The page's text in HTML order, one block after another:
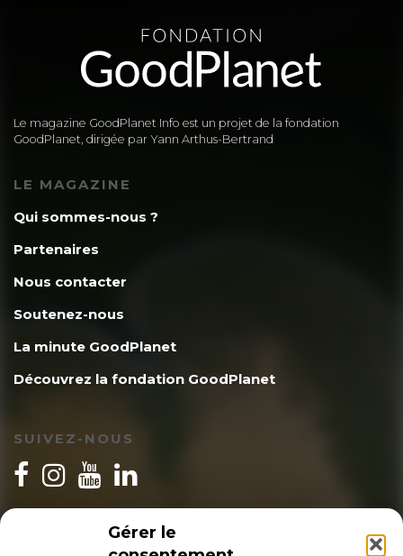
Gérer le
Le magazine GoodPlanet Info est un projet de la fondation
GoodPlanet, dirigée par Yann Arthus-Bertrand
LE MAGAZINE
Qui sommes-nous ?
Partenaires
Nous contacter
Soutenez-nous
La minute GoodPlanet
Découvrez la fondation GoodPlanet
SUIVEZ-NOUS
INSCRIPTION NEWSLETTER